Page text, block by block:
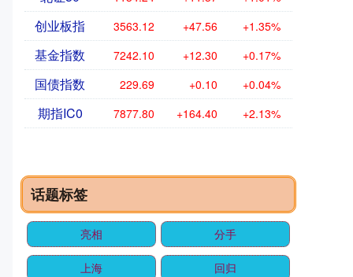
创业板指 3563.12 +47.56 +1.35%
基金指数 7242.10 +12.30 +0.17%
国债指数 229.69 +0.10 +0.04%
期指IC0 7877.80 +164.40 +2.13%
话题标签
亮相 分手
上海 回归